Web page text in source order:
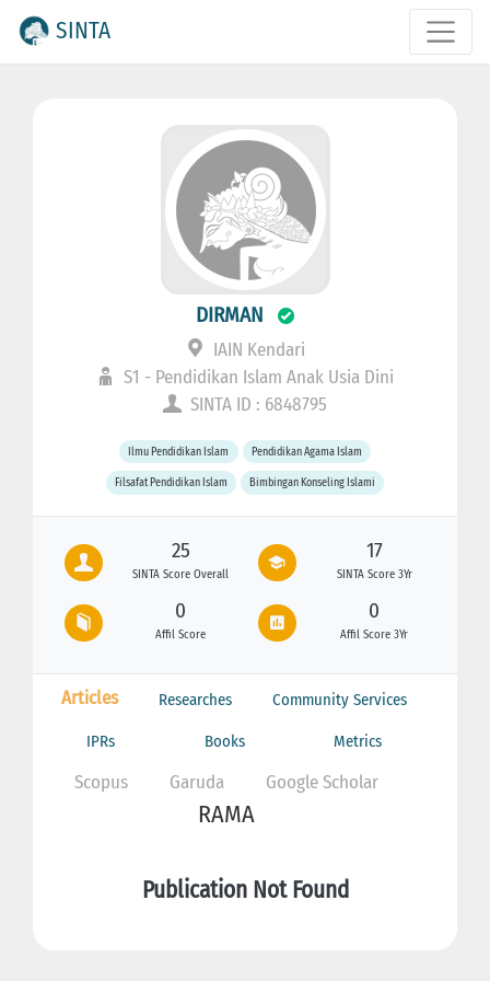
SINTA
DIRMAN
IAIN Kendari
S1 - Pendidikan Islam Anak Usia Dini
SINTA ID : 6848795
Ilmu Pendidikan Islam Pendidikan Agama Islam
Filsafat Pendidikan Islam Bimbingan Konseling Islami
25
SINTA Score Overall
17
SINTA Score 3Yr
0
Affil Score
0
Affil Score 3Yr
Articles Researches Community Services
IPRs Books Metrics
Scopus Garuda Google Scholar
RAMA
Publication Not Found